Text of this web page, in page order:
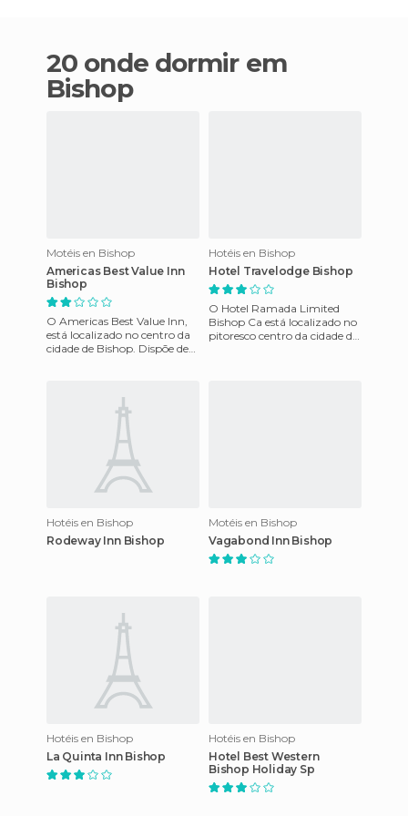
20 onde dormir em
Bishop
Motéis en Bishop
Americas Best Value Inn
Bishop
O Americas Best Value Inn,
está localizado no centro da
cidade de Bishop. Dispõe de
Hotéis en Bishop
Hotel Travelodge Bishop
O Hotel Ramada Limited
Bishop Ca está localizado no
pitoresco centro da cidade de
Hotéis en Bishop
Rodeway Inn Bishop
Motéis en Bishop
Vagabond Inn Bishop
Hotéis en Bishop
La Quinta Inn Bishop
Hotéis en Bishop
Hotel Best Western
Bishop Holiday Sp